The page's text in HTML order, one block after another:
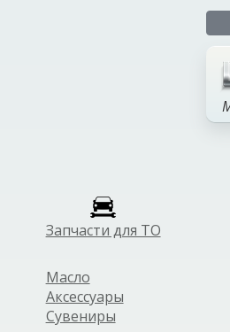
Запчасти для ТО
Масло
Аксессуары
Сувениры